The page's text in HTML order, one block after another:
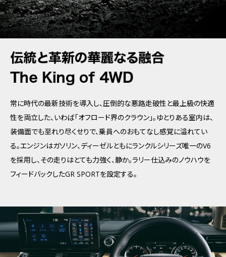
常に時代の最新技術を導入し、圧倒的な悪路走破性と最上級の快適
性を両立した、いわば「オフロード界のクラウン」。ゆとりある室内は、
装備面でも至れり尽くせりで、乗員へのおもてなし感覚に溢れてい
る。エンジンはガソリン、ディーゼルともにランクルシリーズ唯一のV6
を採用し、その走りはとても力強く、静か。ラリー仕込みのノウハウを
フィードバックしたGR SPORTを設定する。